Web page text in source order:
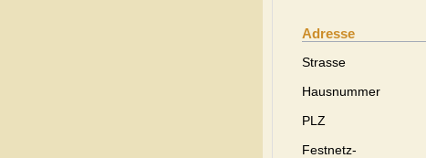
Adresse
Strasse
Hausnummer
PLZ
Festnetz-